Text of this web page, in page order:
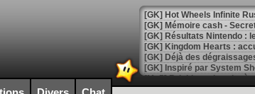
[GK] Hot Wheels Infinite
[GK] Mémoire cash -
[GK] Résultats Nintendo :
[GK] Déjà des
[Mo5] Brickboy cherche à
[GK] Minecraft et ses «